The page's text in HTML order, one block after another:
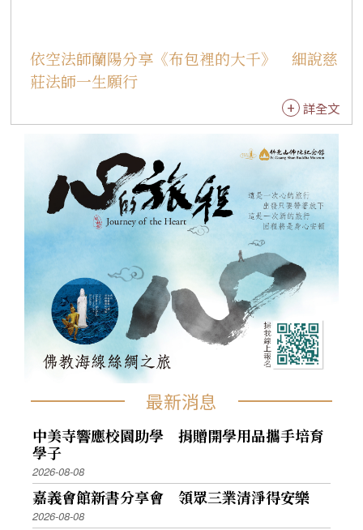
依空法師蘭陽分享《布包裡的大千》 細說慈
莊法師一生願行
詳全文
最新消息
中美寺響應校園助學 捐贈開學用品攜手培育
學子
2026-08-08
嘉義會館新書分享會 領眾三業清淨得安樂
2026-08-08